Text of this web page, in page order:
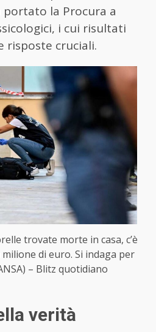
la Procura a
i cui risultati
cruciali.
trovate morte in casa, c’è
di euro. Si indaga per
– Blitz quotidiano
verità